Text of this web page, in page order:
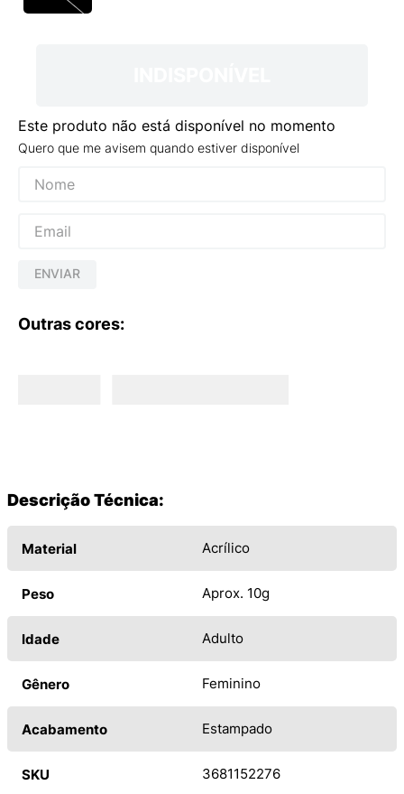
Este produto não está disponível no momento
Quero que me avisem quando estiver disponível
ENVIAR
Outras cores:
Descrição Técnica:
Material Acrílico
Peso Aprox. 10g
Idade Adulto
Gênero Feminino
Acabamento Estampado
SKU 3681152276
VEJA COUNTRY